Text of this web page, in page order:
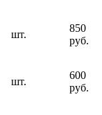
шт.
850
руб.
шт.
600
руб.